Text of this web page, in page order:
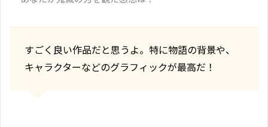
すごく良い作品だと思うよ。特に物語の背景や、
キャラクターなどのグラフィックが最高だ！